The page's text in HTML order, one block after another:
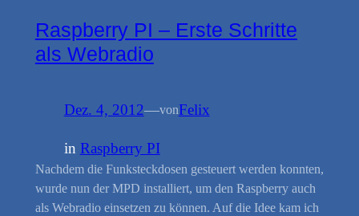
Raspberry PI – Erste Schritte
als Webradio
Dez. 4, 2012—vonFelix
in Raspberry PI
Nachdem die Funksteckdosen gesteuert werden konnten,
wurde nun der MPD installiert, um den Raspberry auch
als Webradio einsetzen zu können. Auf die Idee kam ich